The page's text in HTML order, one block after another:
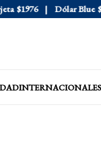
$1976 Dólar Blue
INTERNACIONALES